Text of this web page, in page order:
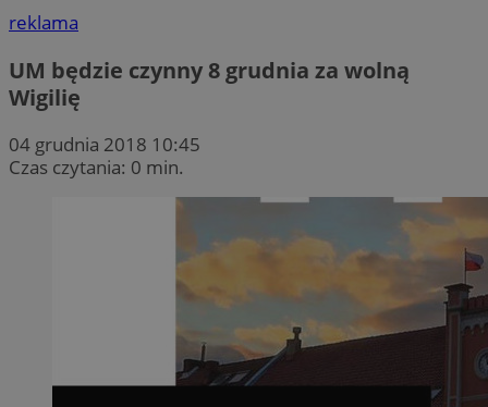
reklama
UM będzie czynny 8 grudnia za wolną
Wigilię
04 grudnia 2018 10:45
Czas czytania: 0 min.